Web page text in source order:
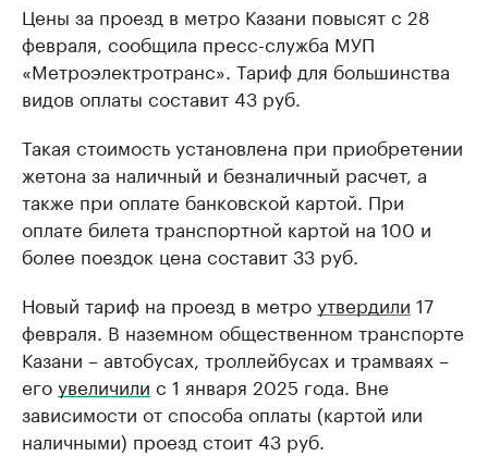
Цены за проезд в метро Казани повысят с 28
февраля, сообщила пресс-служба МУП
«Метроэлектротранс». Тариф для большинства
видов оплаты составит 43 руб.
Такая стоимость установлена при приобретении
жетона за наличный и безналичный расчет, а
также при оплате банковской картой. При
оплате билета транспортной картой на 100 и
более поездок цена составит 33 руб.
Новый тариф на проезд в метроутвердили 17
февраля. В наземном общественном транспорте
Казани – автобусах, троллейбусах и трамваях –
егоувеличили с 1 января 2025 года. Вне
зависимости от способа оплаты (картой или
наличными) проезд стоит 43 руб.